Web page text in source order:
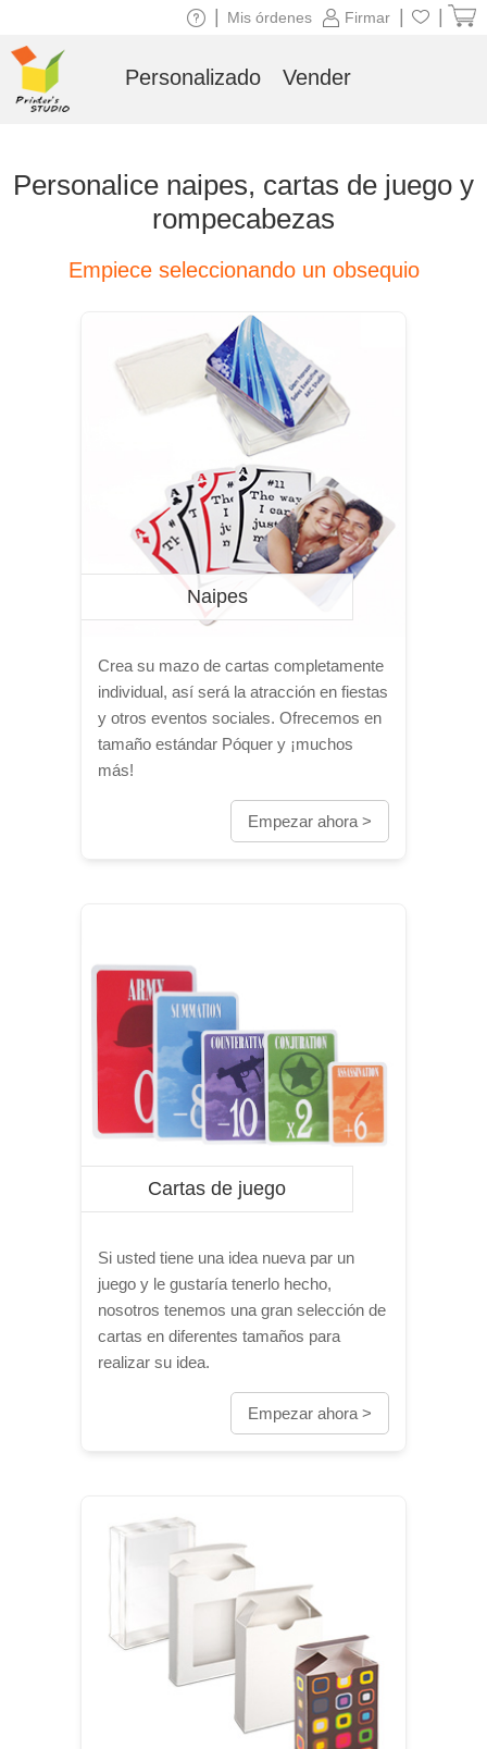
Personalice naipes, cartas de juego y
rompecabezas
Empiece seleccionando un obsequio
Naipes
Crea su mazo de cartas completamente
individual, así será la atracción en fiestas
y otros eventos sociales. Ofrecemos en
tamaño estándar Póquer y ¡muchos
más!
Empezar ahora >
Cartas de juego
Si usted tiene una idea nueva par un
juego y le gustaría tenerlo hecho,
nosotros tenemos una gran selección de
cartas en diferentes tamaños para
realizar su idea.
Empezar ahora >
Firmar
Mis órdenes
Personalizado Vender